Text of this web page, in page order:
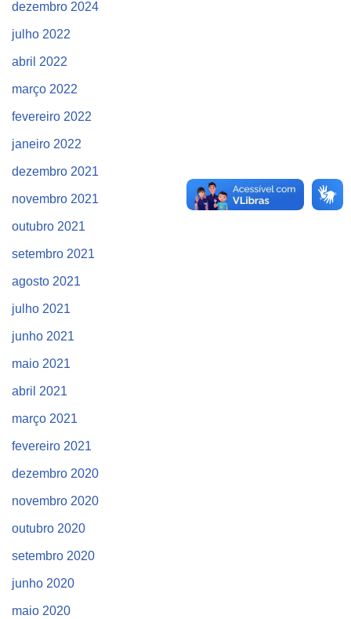
dezembro 2024
julho 2022
abril 2022
março 2022
fevereiro 2022
janeiro 2022
dezembro 2021
novembro 2021
outubro 2021
setembro 2021
agosto 2021
julho 2021
junho 2021
maio 2021
abril 2021
março 2021
fevereiro 2021
dezembro 2020
novembro 2020
outubro 2020
setembro 2020
junho 2020
maio 2020